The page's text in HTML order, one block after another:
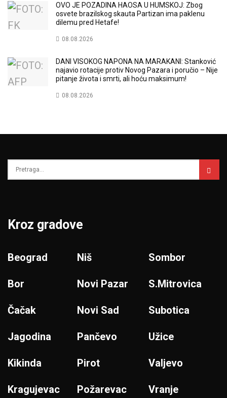
OVO JE POZADINA HAOSA U HUMSKOJ: Zbog
osvete brazilskog skauta Partizan ima paklenu
dilemu pred Hetafe!
08.08.2026
DANI VISOKOG NAPONA NA MARAKANI: Stanković
najavio rotacije protiv Novog Pazara i poručio – Nije
pitanje života i smrti, ali hoću maksimum!
08.08.2026
Kroz gradove
Beograd
Bor
Čačak
Jagodina
Kikinda
Kragujevac
Niš
Novi Pazar
Novi Sad
Pančevo
Pirot
Požarevac
Sombor
S.Mitrovica
Subotica
Užice
Valjevo
Vranje